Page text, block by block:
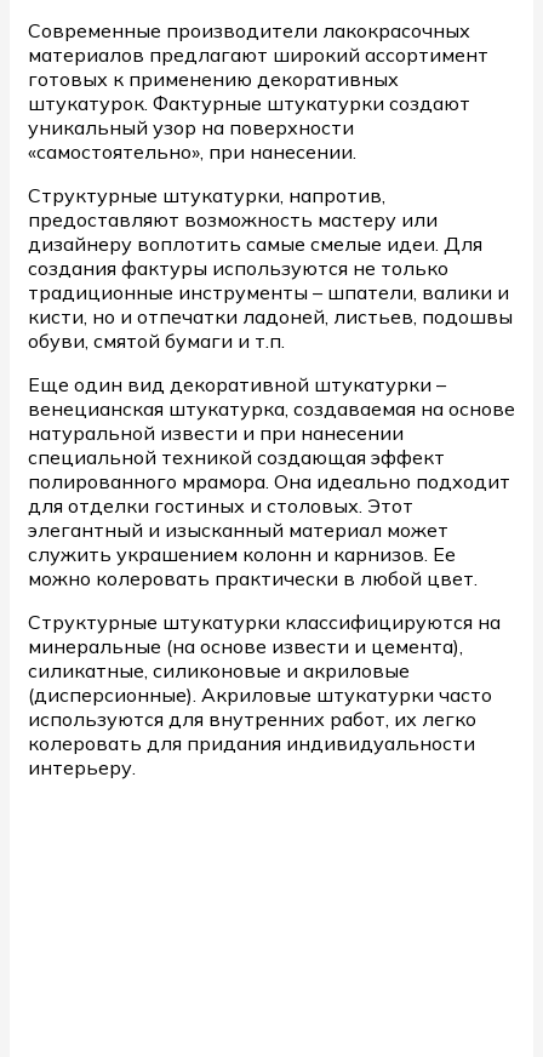
Современные производители лакокрасочных
материалов предлагают широкий ассортимент
готовых к применению декоративных
штукатурок. Фактурные штукатурки создают
уникальный узор на поверхности
«самостоятельно», при нанесении.
Структурные штукатурки, напротив,
предоставляют возможность мастеру или
дизайнеру воплотить самые смелые идеи. Для
создания фактуры используются не только
традиционные инструменты – шпатели, валики и
кисти, но и отпечатки ладоней, листьев, подошвы
обуви, смятой бумаги и т.п.
Еще один вид декоративной штукатурки –
венецианская штукатурка, создаваемая на основе
натуральной извести и при нанесении
специальной техникой создающая эффект
полированного мрамора. Она идеально подходит
для отделки гостиных и столовых. Этот
элегантный и изысканный материал может
служить украшением колонн и карнизов. Ее
можно колеровать практически в любой цвет.
Структурные штукатурки классифицируются на
минеральные (на основе извести и цемента),
силикатные, силиконовые и акриловые
(дисперсионные). Акриловые штукатурки часто
используются для внутренних работ, их легко
колеровать для придания индивидуальности
интерьеру.